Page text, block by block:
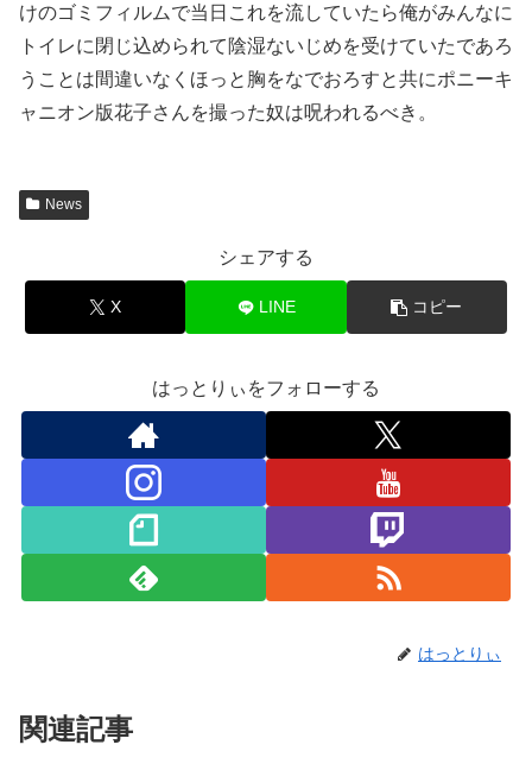
けのゴミフィルムで当日これを流していたら俺がみんなに
トイレに閉じ込められて陰湿ないじめを受けていたであろ
うことは間違いなくほっと胸をなでおろすと共にポニーキ
ャニオン版花子さんを撮った奴は呪われるべき。
News
シェアする
X LINE コピー
はっとりぃをフォローする
はっとりぃ
関連記事